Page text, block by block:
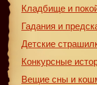
Кладбище и
Гадания и
Детские
Конкурсные
Вещие сны и